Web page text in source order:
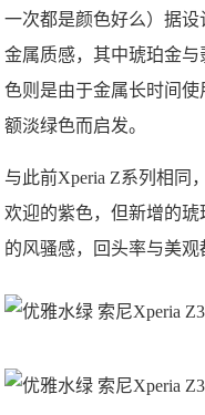
一次都是颜色好么）据设
金属质感，其中琥珀金
色则是由于金属长时间
额淡绿色而启发。
与此前Xperia Z系列相同
欢迎的紫色，但新增的
的风骚感，回头率与美观